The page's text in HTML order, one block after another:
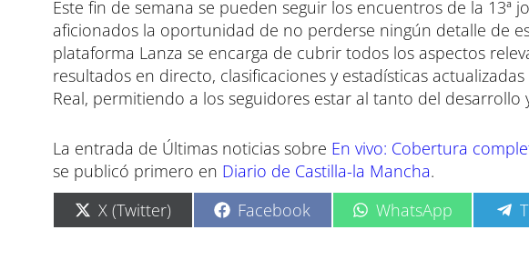
Este fin de semana se pueden seguir los encuentros de la
aficionados la oportunidad de no perderse ningún detalle de
plataforma Lanza se encarga de cubrir todos los aspectos
resultados en directo, clasificaciones y estadísticas
Real, permitiendo a los seguidores estar al tanto del
La entrada de Últimas noticias sobre En vivo: Cobertura
se publicó primero en Diario de Castilla-la Mancha.
C
o
X (Twitter) C
o
Facebook C
o
WhatsApp C
o